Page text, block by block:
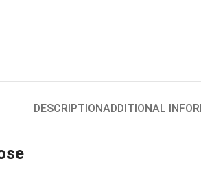
DESCRIPTIONADDITIONAL